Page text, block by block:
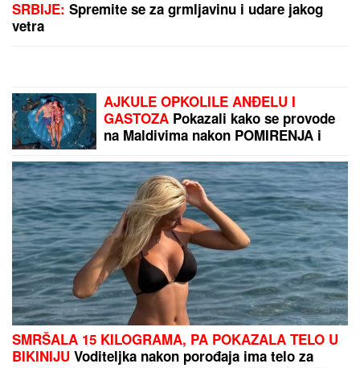
"ZATO JE I BIVŠI"
SVET PUCA NA DVA DELA, IRANU
NOŽ U LEĐA:Šta zaista znači pakt
Saudijske Arabije, Turske i
Pakistana?
FOLK PEVAČICA POSETILA RODNO
MESTO NA KOSOVUPokazala kuću
u kojoj je odrasla, a malo ko zna da
je pre estrade radila kao
NASTAVNICA: "Svaki put plačem"
(VIDEO)